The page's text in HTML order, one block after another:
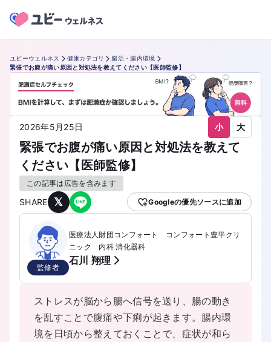
ユビーウェルネス 健康カテゴリ
腸活・腸内環境
緊張でお腹が痛い原因と対処法を教えてください【医師監修】
2026年5月25日 小 大
緊張でお腹が痛い原因と対処法を教えて
ください【医師監修】
この記事は広告を含みます
SHARE 𝕏 Googleの優先ソースに追加
監修者
医療法人財団コンフォート コンフォート豊平クリ
ニック 内科 消化器科
石川 翔理
ストレスが脳から腸へ信号を送り、腸の動き
を乱すことで腹痛や下痢が起きます。腸内環
境を日頃から整えておくことで、症状が和ら